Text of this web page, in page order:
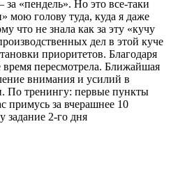
за «пендель». Но это все-таки
мою голову туда, куда я даже
что не знала как за эту «кучу
дел в этой куче
приоритетов. Благодаря
время пересмотрела. Ближайшая
внимания и усилий в
По тренингу: первые пункты
примусь за вчерашнее 10
задание 2-го дня